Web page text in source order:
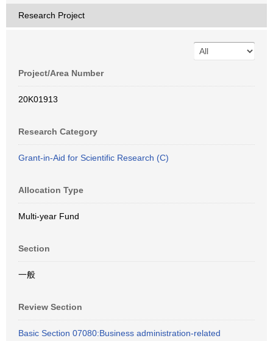
Research Project
Project/Area Number
20K01913
Research Category
Grant-in-Aid for Scientific Research (C)
Allocation Type
Multi-year Fund
Section
一般
Review Section
Basic Section 07080:Business administration-related